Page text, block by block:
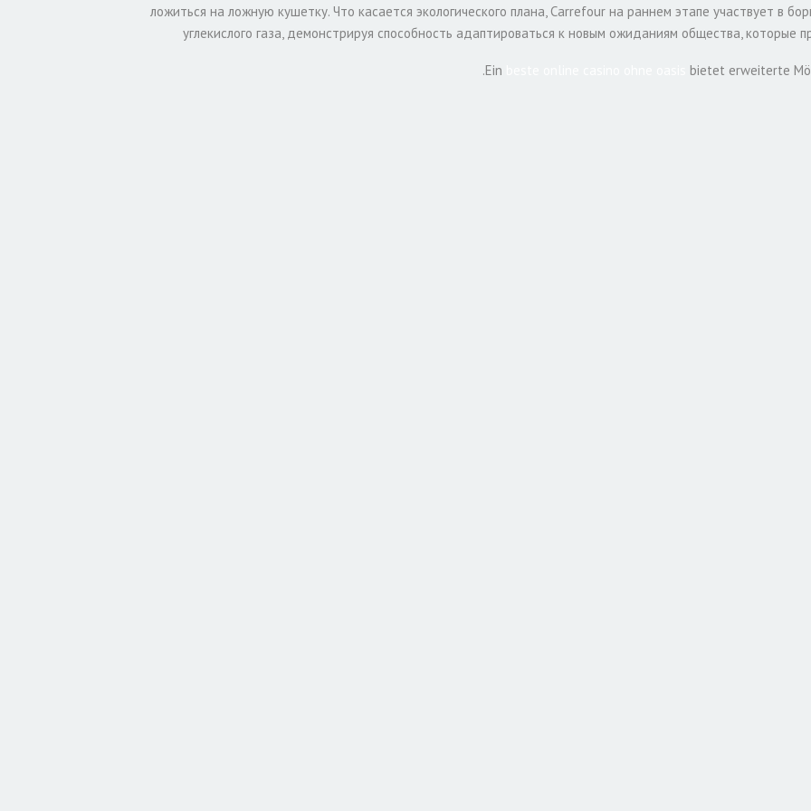
ложиться на ложную кушетку. Что касается экологического плана, Carrefour на раннем этапе участвует в
углекислого газа, демонстрируя способность адаптироваться к новым ожиданиям общества,
Ein bietet erweiterte